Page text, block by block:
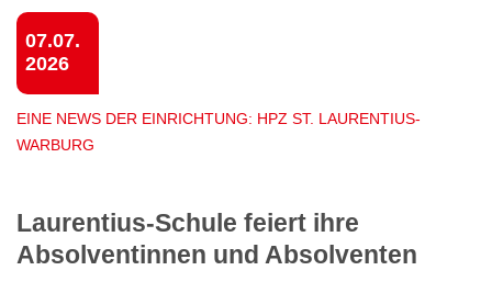
07.07.
2026
EINE NEWS DER EINRICHTUNG: HPZ ST. LAURENTIUS-
WARBURG
Laurentius-Schule feiert ihre
Absolventinnen und Absolventen